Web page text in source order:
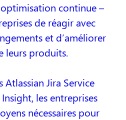
continue –
de réagir avec
et d’améliorer
leurs produits.
Atlassian Jira Service
les entreprises
nécessaires pour